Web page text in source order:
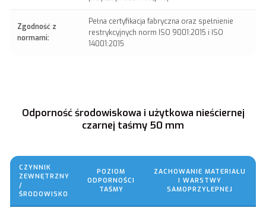
Zgodność z
normami:
Pełna certyfikacja fabryczna oraz spełnienie
restrykcyjnych norm ISO 9001:2015 i ISO
14001:2015
Odporność środowiskowa i użytkowa nieściernej
czarnej taśmy 50 mm
CZYNNIK
ZEWNĘTRZNY
/
ŚRODOWISKO
POZIOM
ODPORNOŚCI
TAŚMY
ZACHOWANIE MATERIAŁU
I WARSTWY
SAMOPRZYLEPNEJ